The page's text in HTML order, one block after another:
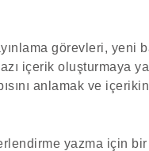
görevleri, yeni
içerik oluşturmaya
anlamak ve
yazma için